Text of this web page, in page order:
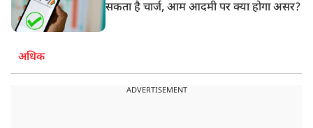
सकता है चार्ज, आम आदमी पर क्या होगा असर?
अधिक
ADVERTISEMENT